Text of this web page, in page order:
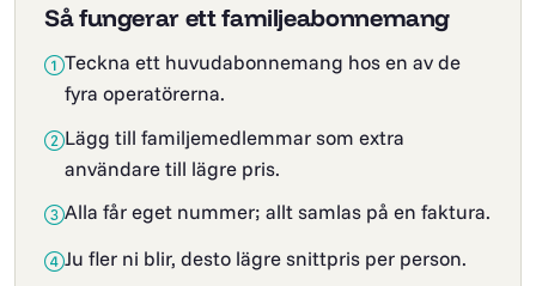
Så fungerar ett familjeabonnemang
Teckna ett huvudabonnemang hos en av de
fyra operatörerna.
Lägg till familjemedlemmar som extra
användare till lägre pris.
Alla får eget nummer; allt samlas på en faktura.
Ju fler ni blir, desto lägre snittpris per person.